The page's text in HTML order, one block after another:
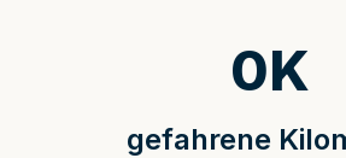
gefahrene
0K